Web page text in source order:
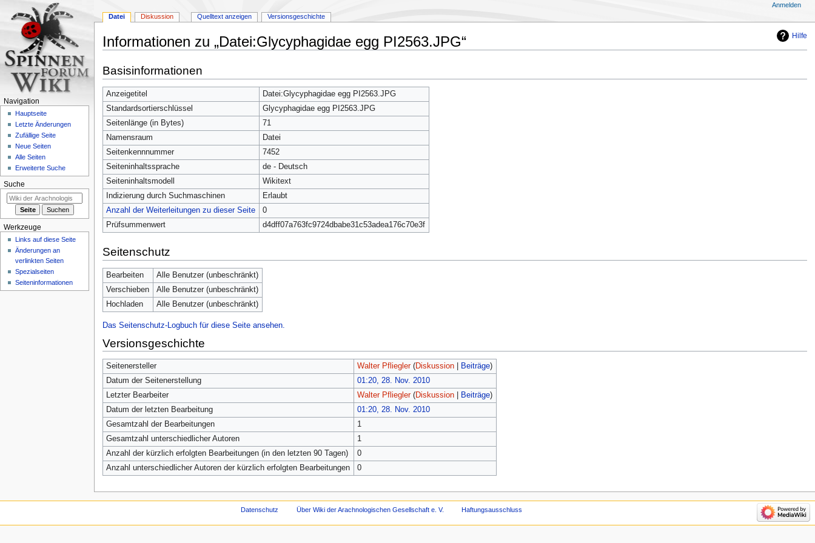
Hilfe
Informationen zu „Datei:Glycyphagidae egg PI2563.JPG“
Navigation
springen
Suche
springen
Basisinformationen
Anzeigetitel
Datei:Glycyphagidae egg PI2563.JPG
Standardsortierschlüssel
Glycyphagidae egg PI2563.JPG
Seitenlänge (in Bytes)
71
Namensraum
Datei
Seitenkennnummer
7452
Seiteninhaltssprache
de - Deutsch
Seiteninhaltsmodell
Wikitext
Indizierung durch Suchmaschinen
Erlaubt
Anzahl der Weiterleitungen zu dieser Seite
0
Prüfsummenwert
d4dff07a763fc9724dbabe31c53adea176c70e3f
Seitenschutz
Bearbeiten
Alle Benutzer (unbeschränkt)
Verschieben
Alle Benutzer (unbeschränkt)
Hochladen
Alle Benutzer (unbeschränkt)
Das Seitenschutz-Logbuch für diese Seite ansehen.
Versionsgeschichte
Seitenersteller Walter Pfliegler (Diskussion| Beiträge)
Datum der Seitenerstellung
01:20, 28. Nov. 2010
Letzter Bearbeiter
Walter Pfliegler (Diskussion| Beiträge)
Datum der letzten Bearbeitung
01:20, 28. Nov. 2010
Gesamtzahl der Bearbeitungen
1
Gesamtzahl unterschiedlicher Autoren
1
Anzahl der kürzlich erfolgten Bearbeitungen (in den letzten 90 Tagen)
0
Anzahl unterschiedlicher Autoren der kürzlich erfolgten Bearbeitungen
0
Datei Diskussion Quelltext anzeigen Versionsgeschichte
Anmelden
Navigation
Hauptseite
Letzte Änderungen
Zufällige Seite
Neue Seiten
Alle Seiten
Erweiterte Suche
Suche
Werkzeuge
Links auf diese Seite
Änderungen an
verlinkten Seiten
Spezialseiten
Seiten­­informationen
Datenschutz Über Wiki der Arachnologischen Gesellschaft e. V. Haftungsausschluss